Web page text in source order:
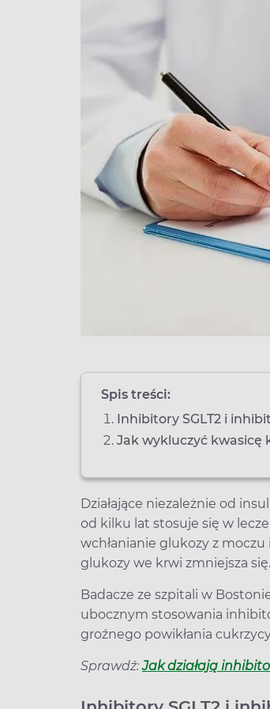
Spis treści:
Inhibitory SGLT2 i
Jak wykluczyć kwasicę
Działające niezależnie od
od kilku lat stosuje się w
wchłanianie glukozy z
glukozy we krwi zmniejsza się.
Badacze ze szpitali w
ubocznym stosowania
groźnego powikłania
Sprawdź:Jak działają